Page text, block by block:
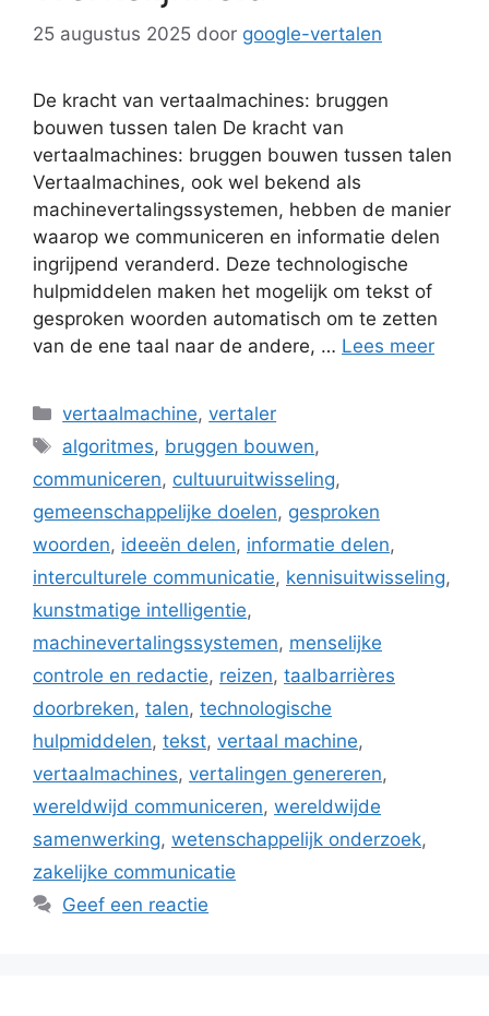
25 augustus 2025 door google-vertalen
De kracht van vertaalmachines: bruggen
bouwen tussen talen De kracht van
vertaalmachines: bruggen bouwen tussen talen
Vertaalmachines, ook wel bekend als
machinevertalingssystemen, hebben de manier
waarop we communiceren en informatie delen
ingrijpend veranderd. Deze technologische
hulpmiddelen maken het mogelijk om tekst of
gesproken woorden automatisch om te zetten
van de ene taal naar de andere, … Lees meer
Categorieën
vertaalmachine,vertaler
Tags
algoritmes, bruggen bouwen,
communiceren, cultuuruitwisseling,
gemeenschappelijke doelen, gesproken
woorden, ideeën delen, informatie delen,
interculturele communicatie, kennisuitwisseling,
kunstmatige intelligentie,
machinevertalingssystemen, menselijke
controle en redactie, reizen, taalbarrières
doorbreken, talen, technologische
hulpmiddelen, tekst, vertaal machine,
vertaalmachines, vertalingen genereren,
wereldwijd communiceren, wereldwijde
samenwerking, wetenschappelijk onderzoek,
zakelijke communicatie
Geef een reactie